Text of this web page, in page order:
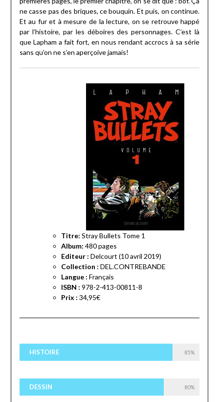
ne casse pas des briques, ce bouquin. Et puis, on continue.
Et au fur et à mesure de la lecture, on se retrouve happé
par l’histoire, par les déboires des personnages. C’est là
que Lapham a fait fort, en nous rendant accrocs à sa série
sans qu’on ne s’en aperçoive jamais!
Titre: Stray Bullets Tome 1
Album: 480pages
Editeur : Delcourt (10 avril 2019)
Collection : DEL.CONTREBANDE
Langue : Français
ISBN : 978-2-413-00811-8
Prix : 34,95€
HISTOIRE 85%
DESSIN 80%